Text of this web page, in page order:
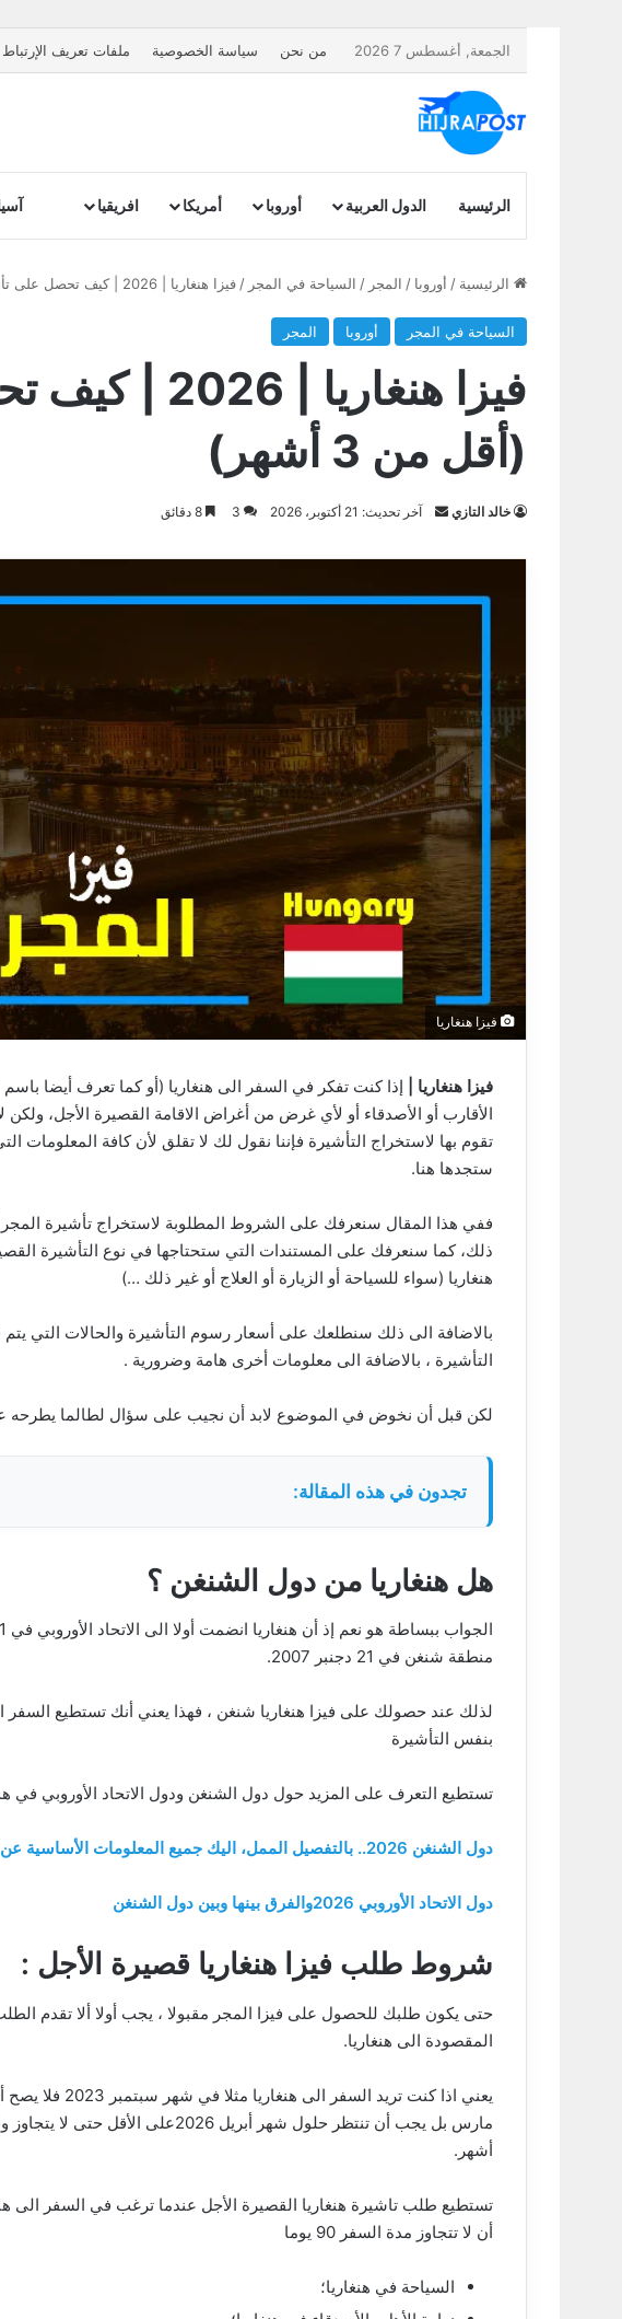
الجمعة, أغسطس 7 2026 من نحن سياسة الخصوصية ملفات تعريف الإرتباط
الرئيسية الدول العربية أوروبا أمريكا افريقيا
الرئيسية / أوروبا / المجر / السياحة في المجر / فيزا هنغاريا | 2026 | كيف تحصل على تأشيرة المجر القصيرة الأجل؟ (أقل من 3 أشهر)
السياحة في المجر أوروبا المجر
فيزا
(أقل من 3 أشهر)
خالد التازي
أرسل
إلكترونيا
آخر تحديث: 21 أكتوبر، 2026 3
فيزا هنغاريا
فيزا هنغاريا
إذا كنت تفكر في السفر الى هنغاريا (أو كما تعرف أيضا
الأقارب أو الأصدقاء أو لأي غرض من أغراض الاقامة القصيرة الأجل،
تقوم بها لاستخراج التأشيرة فإننا نقول لك لا تقلق لأن كافة المعلومات
ستجدها هنا.
ففي هذا المقال سنعرفك على الشروط المطلوبة لاستخراج تأشيرة المجر
ذلك، كما سنعرفك على المستندات التي ستحتاجها في نوع التأشيرة
هنغاريا (سواء للسياحة أو الزيارة أو العلاج أو غير ذلك …)
بالاضافة الى ذلك سنطلعك على أسعار رسوم التأشيرة والحالات التي
التأشيرة ، بالاضافة الى معلومات أخرى هامة وضرورية .
لكن قبل أن نخوض في الموضوع لابد أن نجيب على سؤال لطالما يطرحه
تجدون في هذه المقالة:
هل هنغاريا من دول الشنغن ؟
منطقة شنغن في 21 دجنبر 2007.
بنفس التأشيرة
تستطيع التعرف على المزيد حول دول الشنغن ودول الاتحاد الأوروبي في
دول الشنغن 2026.. بالتفصيل الممل، اليك جميع المعلومات الأساسية عن كل دولة من دول شنغن الـ 27
دول الاتحاد الأوروبي 2026والفرق بينها وبين دول الشنغن
شروط طلب فيزا هنغاريا قصيرة الأجل :
المقصودة الى هنغاريا.
يعني اذا كنت تريد
أشهر.
تستطيع طلب تاشيرة هنغاريا القصيرة الأجل عندما ترغب في السفر الى
أن لا تتجاوز مدة السفر 90 يوما
السياحة في هنغاريا؛